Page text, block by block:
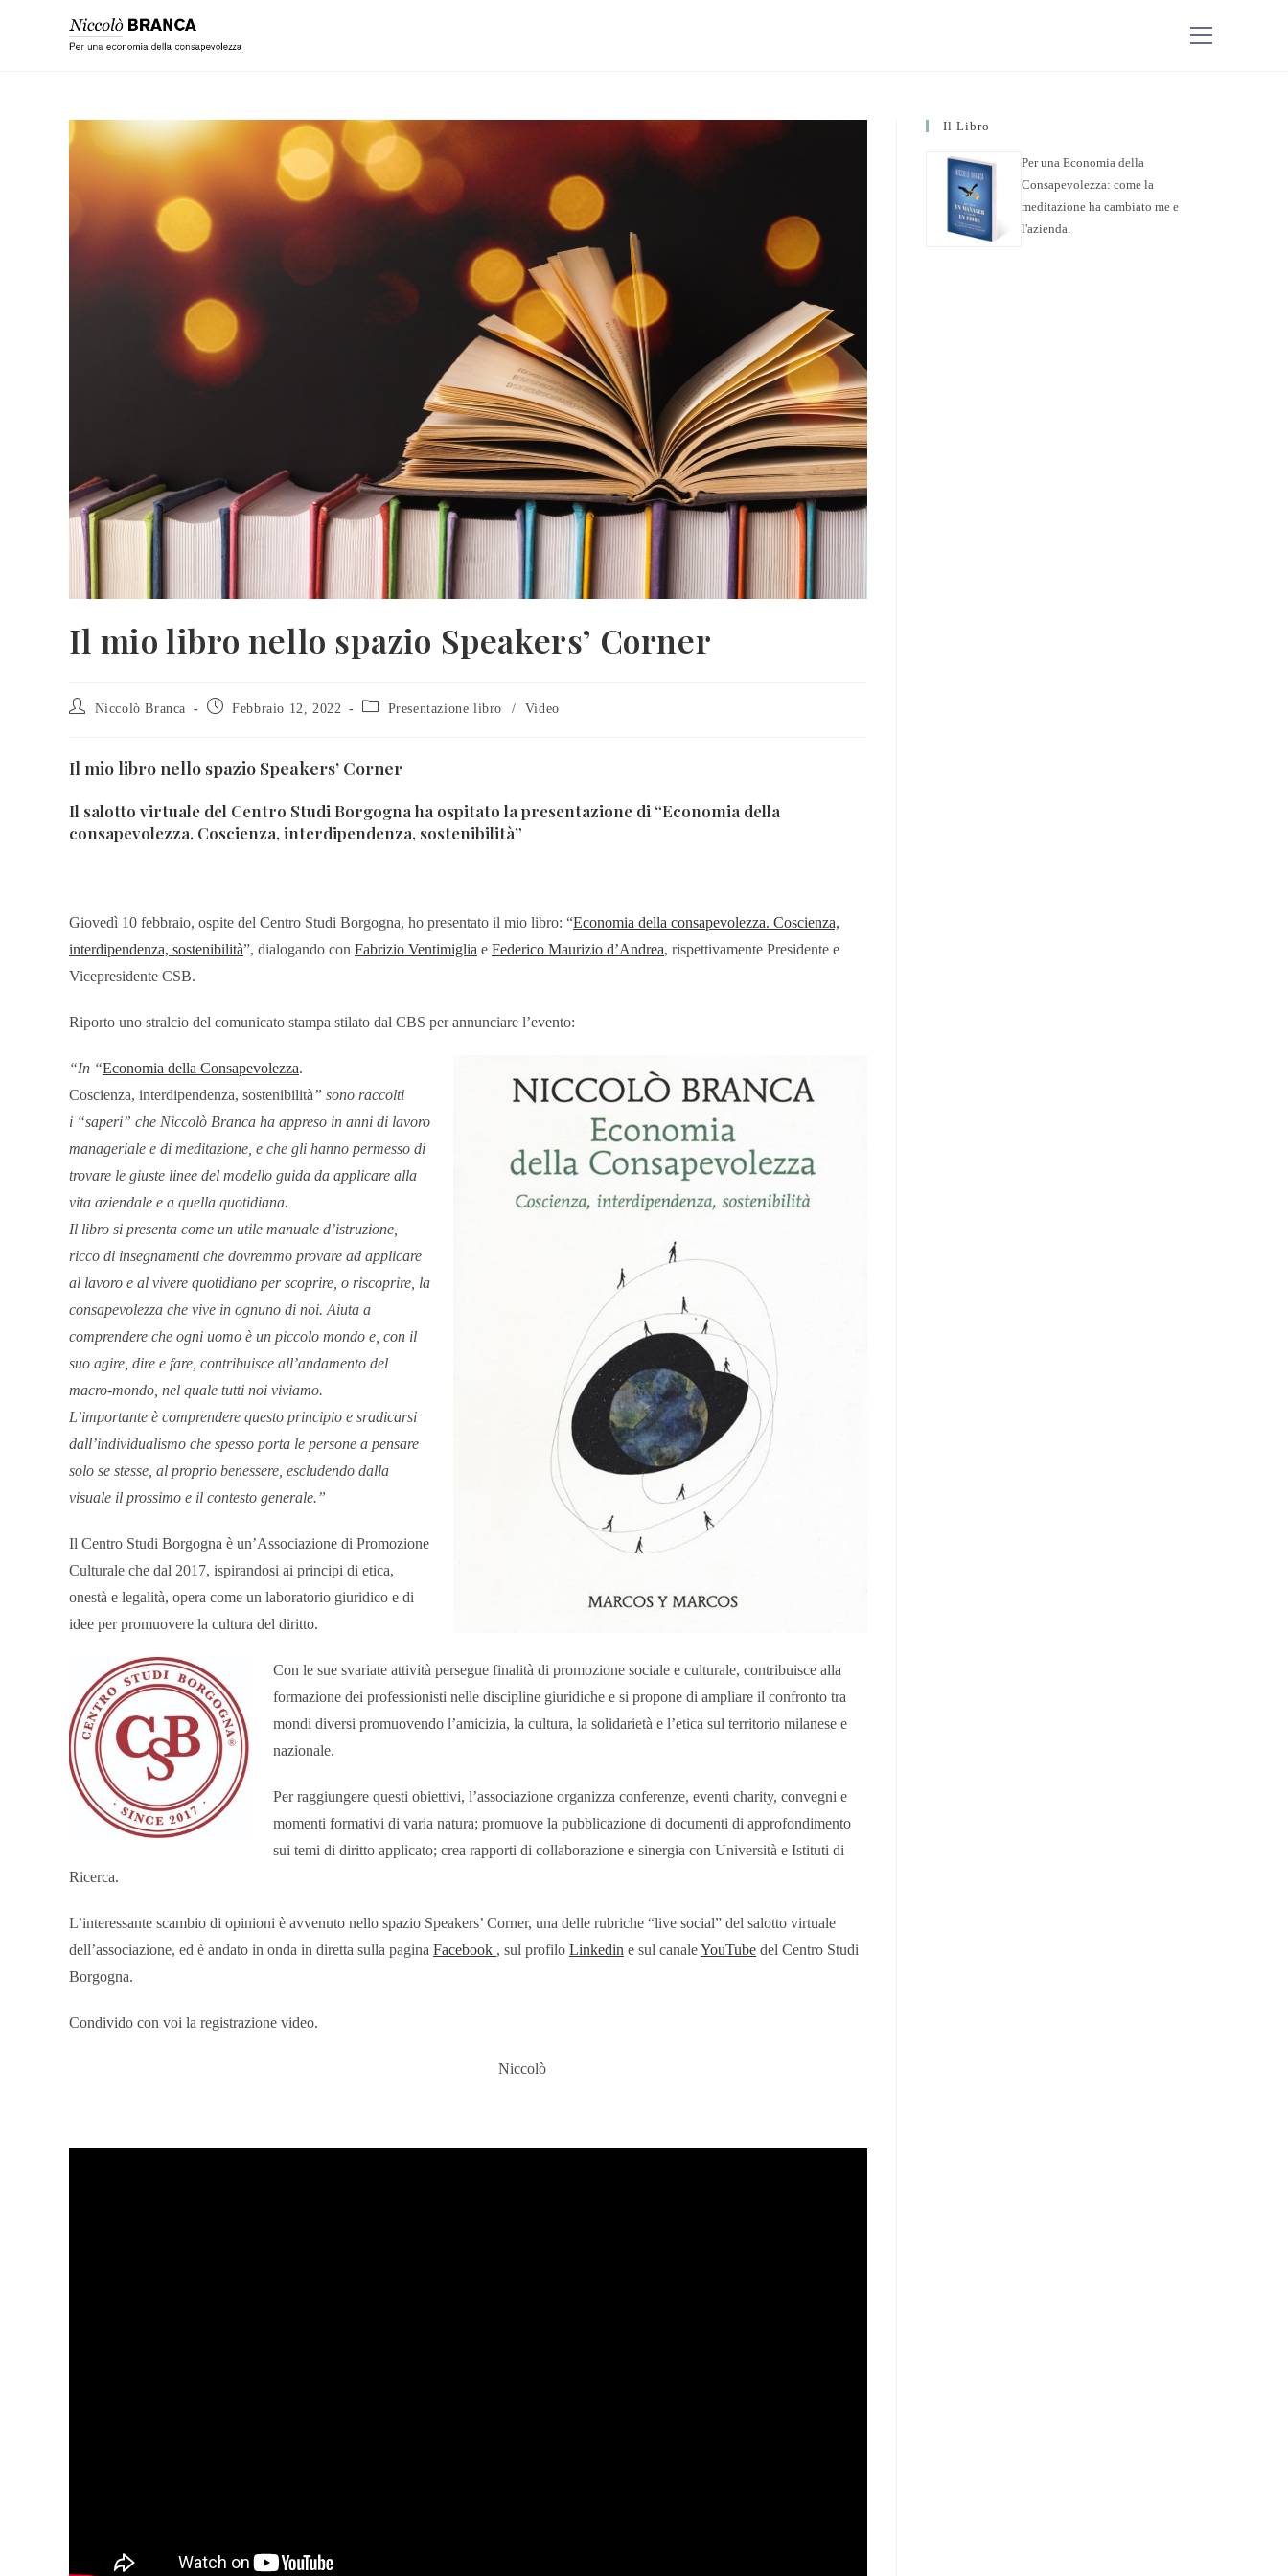
Il mio libro nello spazio Speakers’ Corner
Niccolò Branca Febbraio 12, 2022 Presentazione libro / Video
Il mio libro nello spazio Speakers’ Corner
Il salotto virtuale del Centro Studi Borgogna ha ospitato la presentazione di “Economia della
consapevolezza. Coscienza, interdipendenza, sostenibilità”
Giovedì 10 febbraio, ospite del Centro Studi Borgogna, ho presentato il mio libro: “Economia della consapevolezza. Coscienza,
interdipendenza, sostenibilità”, dialogando con Fabrizio Ventimiglia e Federico Maurizio d’Andrea, rispettivamente Presidente e
Vicepresidente CSB.
Riporto uno stralcio del comunicato stampa stilato dal CBS per annunciare l’evento:
“In “Economia della Consapevolezza.
Coscienza, interdipendenza, sostenibilità” sono raccolti
i “saperi” che Niccolò Branca ha appreso in anni di lavoro
manageriale e di meditazione, e che gli hanno permesso di
trovare le giuste linee del modello guida da applicare alla
vita aziendale e a quella quotidiana.
Il libro si presenta come un utile manuale d’istruzione,
ricco di insegnamenti che dovremmo provare ad applicare
al lavoro e al vivere quotidiano per scoprire, o riscoprire, la
consapevolezza che vive in ognuno di noi. Aiuta a
comprendere che ogni uomo è un piccolo mondo e, con il
suo agire, dire e fare, contribuisce all’andamento del
macro-mondo, nel quale tutti noi viviamo.
L’importante è comprendere questo principio e sradicarsi
dall’individualismo che spesso porta le persone a pensare
solo se stesse, al proprio benessere, escludendo dalla
visuale il prossimo e il contesto generale.”
Il Centro Studi Borgogna è un’Associazione di Promozione
Culturale che dal 2017, ispirandosi ai principi di etica,
onestà e legalità, opera come un laboratorio giuridico e di
idee per promuovere la cultura del diritto.
Con le sue svariate attività persegue finalità di promozione sociale e culturale, contribuisce alla
formazione dei professionisti nelle discipline giuridiche e si propone di ampliare il confronto tra
mondi diversi promuovendo l’amicizia, la cultura, la solidarietà e l’etica sul territorio milanese e
nazionale.
Per raggiungere questi obiettivi, l’associazione organizza conferenze, eventi charity, convegni e
momenti formativi di varia natura; promuove la pubblicazione di documenti di approfondimento
sui temi di diritto applicato; crea rapporti di collaborazione e sinergia con Università e Istituti di
Ricerca.
L’interessante scambio di opinioni è avvenuto nello spazio Speakers’ Corner, una delle rubriche “live social” del salotto virtuale
dell’associazione, ed è andato in onda in diretta sulla pagina Facebook , sul profilo Linkedin e sul canaleYouTube del Centro Studi
Borgogna.
Condivido con voi la registrazione video.
Niccolò
Il Libro
Per una Economia della
Consapevolezza: come la
meditazione ha cambiato me e
l'azienda.